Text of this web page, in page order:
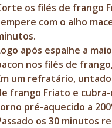
os filés de frango
com o alho
após espalhe a
nos filés de
um refratário,
frango Friato e
pré-aquecido a
os 30 minutos